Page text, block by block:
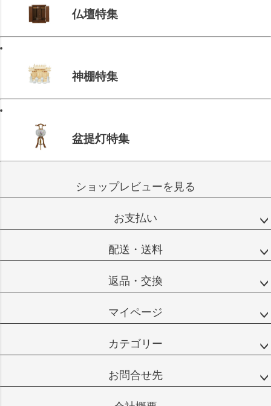
仏壇特集
神棚特集
盆提灯特集
ショップレビューを見る
お支払い
配送・送料
返品・交換
マイページ
カテゴリー
お問合せ先